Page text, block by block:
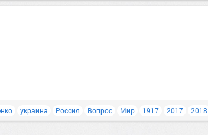
украина Россия Вопрос Мир 1917 2017 2018